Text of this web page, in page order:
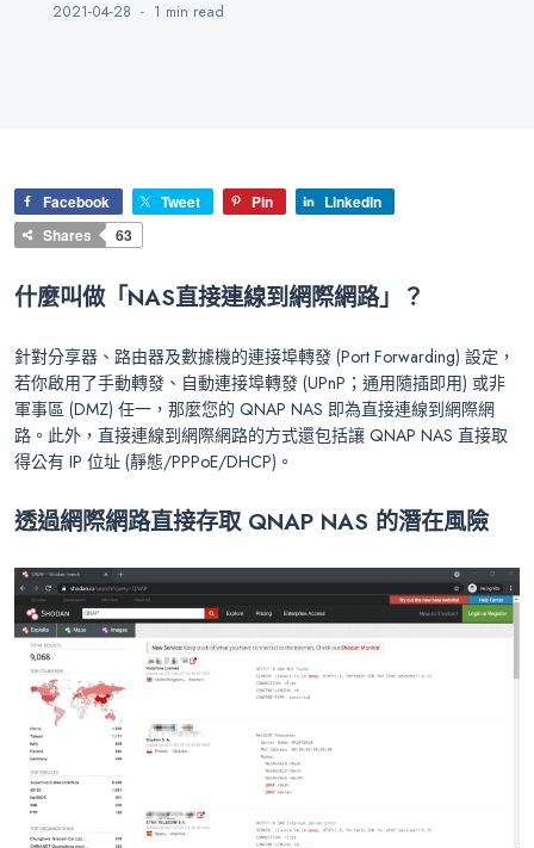
2021-04-28 1 min read
Facebook Tweet Pin
LinkedIn
Shares
63
什麼叫做「NAS直接連線到網際網路」？
針對分享器、路由器及數據機的連接埠轉發 (Port Forwarding) 設定，
若你啟用了手動轉發、自動連接埠轉發 (UPnP；通用隨插即用) 或非
軍事區 (DMZ) 任一，那麼您的 QNAP NAS 即為直接連線到網際網
路。此外，直接連線到網際網路的方式還包括讓 QNAP NAS 直接取
得公有 IP 位址 (靜態/PPPoE/DHCP)。
透過網際網路直接存取 QNAP NAS 的潛在風險